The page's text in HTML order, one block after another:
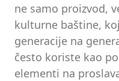
ne samo proizvod,
kulturne baštine,
generacije na
često koriste kao
elementi na